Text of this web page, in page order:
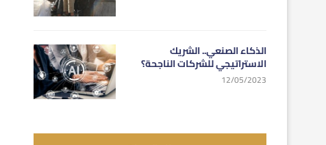
الذكاء الصنعي.. الشريك
الاستراتيجي للشركات الناجحة؟
12/05/2023